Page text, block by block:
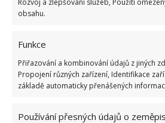
obsahu.
Funkce
Přiřazování a kombinování údajů z jiných
Propojení různých zařízení, Identifikace
základě automaticky přenášených
Používání přesných údajů o